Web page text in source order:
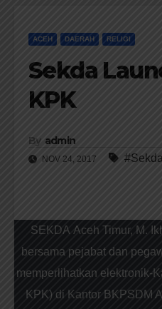
ACEH DAERAH RELIGI
Sekda
KPK
By admin
NOV 24, 2017
SEKDA Aceh Timur, M.
bersama pejabat dan
memperlihatkan elektronik-
KPK) di Kantor BKPSDM